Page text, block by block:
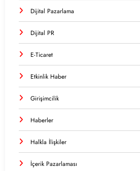
Dijital Pazarlama
Dijital PR
E-Ticaret
Etkinlik Haber
Girişimcilik
Haberler
Halkla İlişkiler
İçerik Pazarlaması